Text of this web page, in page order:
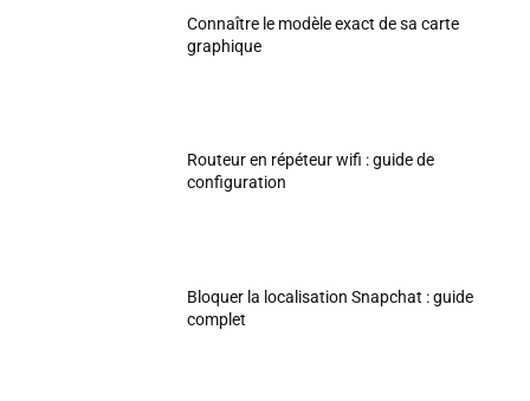
Connaître le modèle exact de sa carte
graphique
Routeur en répéteur wifi : guide de
configuration
Bloquer la localisation Snapchat : guide
complet